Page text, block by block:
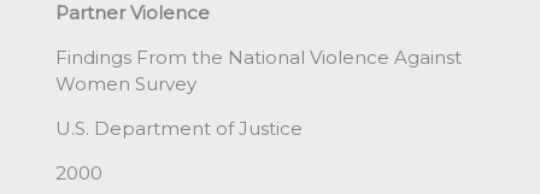
Partner Violence
Findings From the National Violence Against
Women Survey
U.S. Department of Justice
2000